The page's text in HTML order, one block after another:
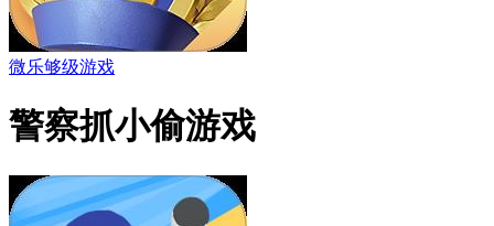
微乐够级游戏
警察抓小偷游戏